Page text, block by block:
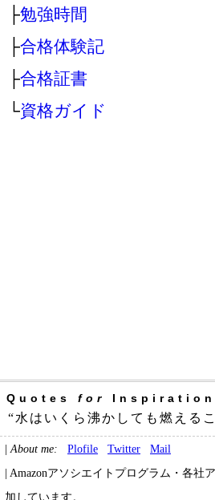
├勉強時間
├合格体験記
├合格証書
└資格ガイド
Quotes for
“水はいくら沸かしても燃える
| About me: Plofile Twitter
Mail
| Amazonアソシエイトプログラム・各社
加しています。